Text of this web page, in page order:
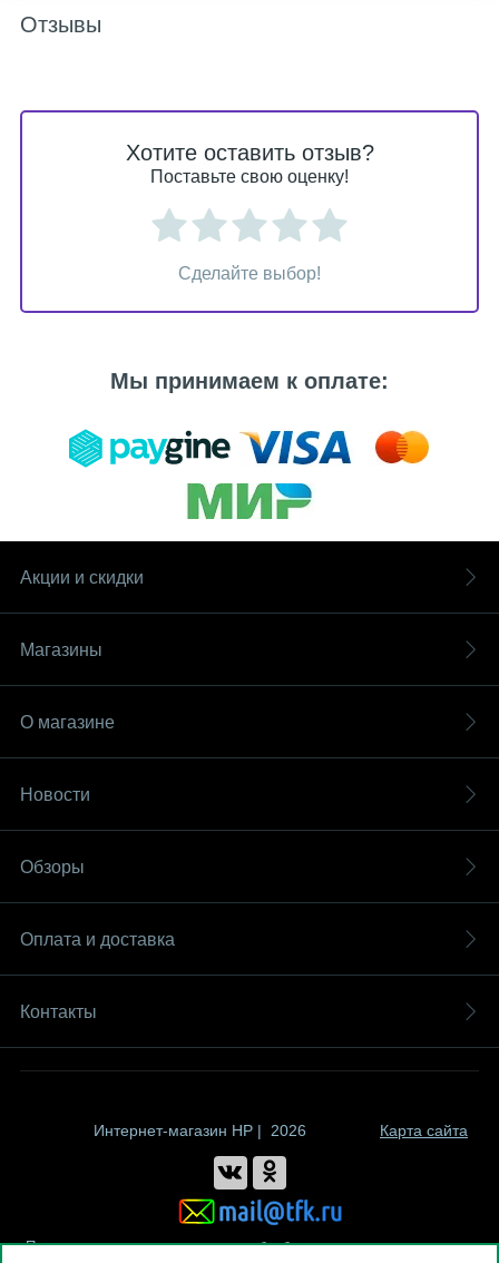
Отзывы
Хотите оставить отзыв?
Поставьте свою оценку!
Сделайте выбор!
Мы принимаем к оплате:
Акции и скидки
Магазины
О магазине
Новости
Обзоры
Оплата и доставка
Контакты
Интернет-магазин HP | 2026 Карта сайта
Политика компании в отношении обработки персональных данных